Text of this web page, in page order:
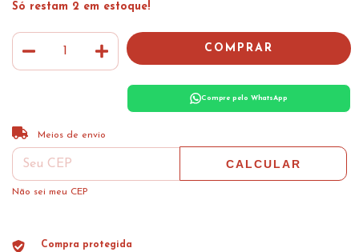
Só restam 2 em estoque!
Compre pelo WhatsApp
Entregas para o CEP:
Meios de envio
CALCULAR
Não sei meu CEP
Compra protegida